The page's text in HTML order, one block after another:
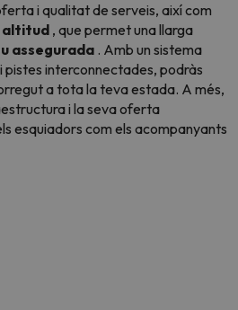
i qualitat de serveis, així com
altitud, que permet una llarga
assegurada . Amb un sistema
interconnectades, podràs
a tota la teva estada. A més,
i la seva oferta
esquiadors com els acompanyants